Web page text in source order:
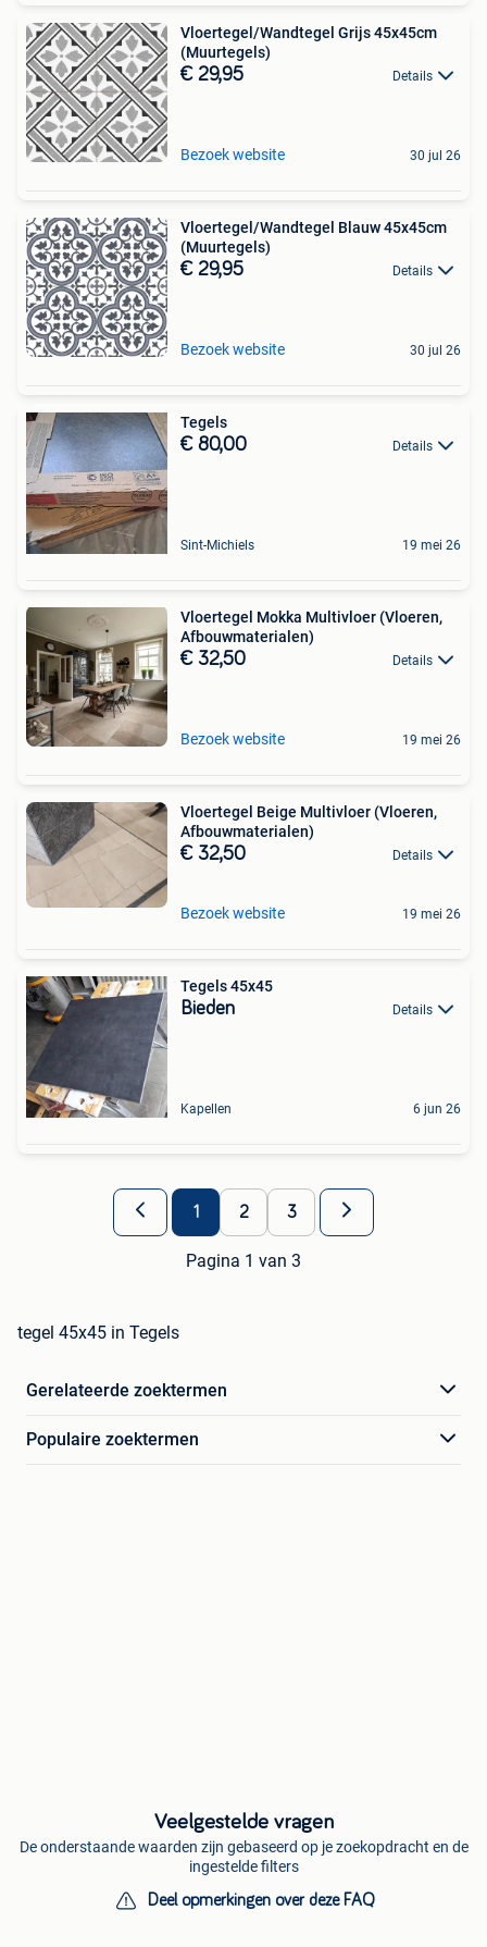
Vloertegel/Wandtegel Grijs 45x45cm
(Muurtegels)
€ 29,95 Details
Bezoek website 30 jul 26
Vloertegel/Wandtegel Blauw 45x45cm
(Muurtegels)
€ 29,95 Details
Bezoek website 30 jul 26
Tegels
€ 80,00 Details
Sint-Michiels 19 mei 26
Vloertegel Mokka Multivloer (Vloeren,
Afbouwmaterialen)
€ 32,50 Details
Bezoek website 19 mei 26
Vloertegel Beige Multivloer (Vloeren,
Afbouwmaterialen)
€ 32,50 Details
Bezoek website 19 mei 26
Tegels 45x45
Bieden Details
Kapellen 6 jun 26
1 2 3
Pagina 1 van 3
tegel 45x45 in Tegels
Gerelateerde zoektermen
Populaire zoektermen
Veelgestelde vragen
De onderstaande waarden zijn gebaseerd op je zoekopdracht en de
ingestelde filters
Deel opmerkingen over deze FAQ